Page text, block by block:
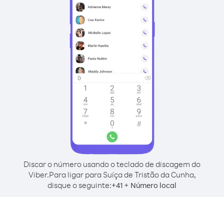
Discar o número usando o teclado de discagem do
Viber.Para ligar para Suíça de Tristão da Cunha,
disque o seguinte:+41 + Número local